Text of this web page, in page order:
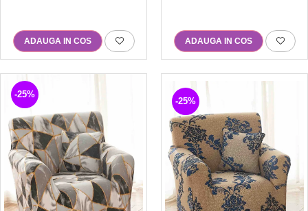
ADAUGA IN COS ADAUGA IN COS
-25%
-25%